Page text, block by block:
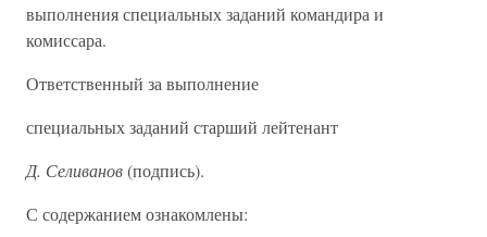
выполнения специальных заданий командира и
комиссара.
Ответственный за выполнение
специальных заданий старший лейтенант
Д. Селиванов(подпись).
С содержанием ознакомлены: